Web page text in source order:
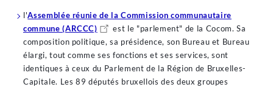
gratuits
, afin de garantir que les ordonnances futures en
matière de protection des usagers soient en parfaite adéquation
avec le droit de la consommation applicable sur les plateformes
interactives modernes.
l'Assemblée réunie de la Commission communautaire
commune (ARCCC)
est le "parlement" de la Cocom. Sa
composition politique, sa présidence, son Bureau et Bureau
élargi, tout comme ses fonctions et ses services, sont
identiques à ceux du Parlement de la Région de Bruxelles-
Capitale. Les 89 députés bruxellois des deux groupes